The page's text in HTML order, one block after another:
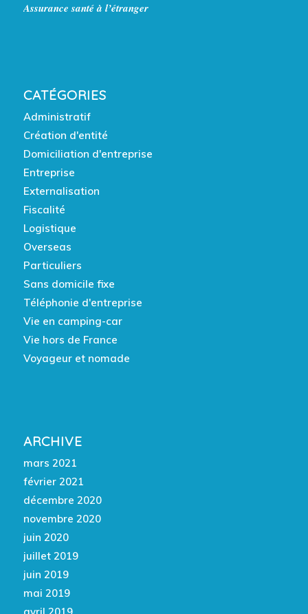
Assurance santé à l’étranger
CATÉGORIES
Administratif
Création d'entité
Domiciliation d'entreprise
Entreprise
Externalisation
Fiscalité
Logistique
Overseas
Particuliers
Sans domicile fixe
Téléphonie d'entreprise
Vie en camping-car
Vie hors de France
Voyageur et nomade
ARCHIVE
mars 2021
février 2021
décembre 2020
novembre 2020
juin 2020
juillet 2019
juin 2019
mai 2019
avril 2019